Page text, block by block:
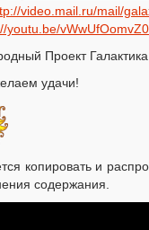
video.mail.ru/mail/
youtu.be/vWwUfOomvZ0
Проект Галактика
удачи!
копировать и
содержания.